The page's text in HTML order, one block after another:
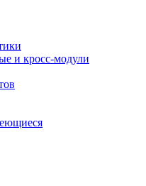
и кросс-модули